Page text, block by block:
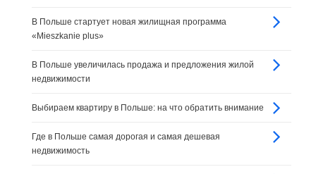
В Польше стартует новая жилищная программа
«Mieszkanie plus»
В Польше увеличилась продажа и предложения жилой
недвижимости
Выбираем квартиру в Польше: на что обратить внимание
Где в Польше самая дорогая и самая дешевая
недвижимость